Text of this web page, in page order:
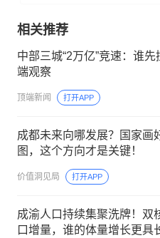
相关推荐
中部三城“2万亿”竞速：谁先
端观察
顶端新闻 打开APP
成都未来向哪发展？国家画
图，这个方向才是关键！
价值洞见局 打开APP
成渝人口持续集聚洗牌！双
口增量，谁的体量增长更具